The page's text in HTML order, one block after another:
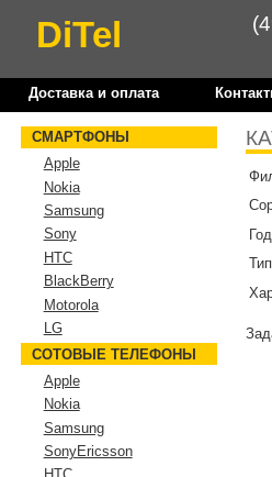
DiTel
Доставка и оплата
СМАРТФОНЫ
Apple
Nokia
Samsung
Sony
HTC
BlackBerry
Motorola
LG
СОТОВЫЕ ТЕЛЕФОНЫ
Apple
Nokia
Samsung
SonyEricsson